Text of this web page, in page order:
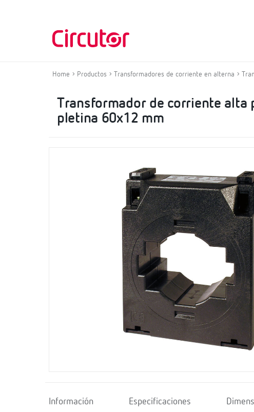
Home Productos Transformadores de corriente en alterna
Transformador de corriente alta
pletina 60x12 mm
Información Especificaciones